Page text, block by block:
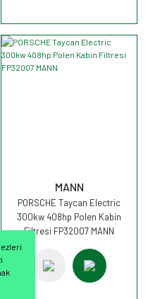
MANN
PORSCHE Taycan Electric
300kw 408hp Polen Kabin
Filtresi FP32007 MANN